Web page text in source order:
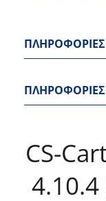
ΠΛΗΡΟΦΟΡΊΕΣ
ΠΛΗΡΟΦΟΡΊΕΣ
CS-
4.10.4